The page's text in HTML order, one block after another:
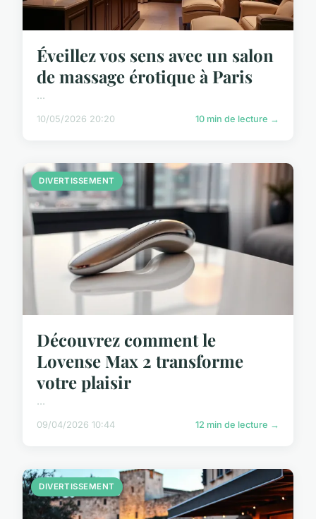
Éveillez vos sens avec un salon
de massage érotique à Paris
...
10/05/2026 20:20 10 min de lecture →
DIVERTISSEMENT
Découvrez comment le
Lovense Max 2 transforme
votre plaisir
...
09/04/2026 10:44 12 min de lecture →
DIVERTISSEMENT